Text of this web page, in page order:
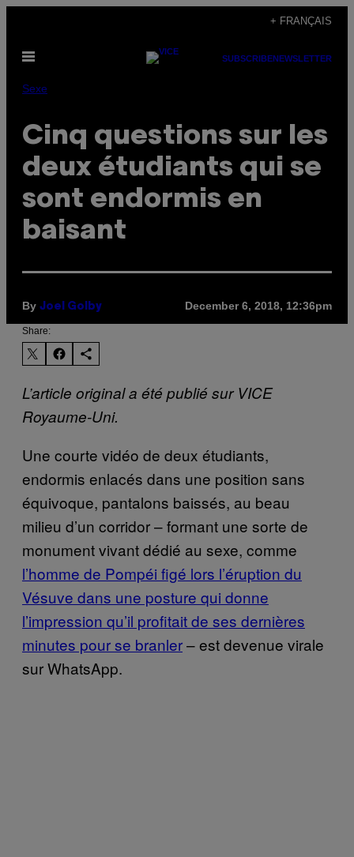
content
+ FRANÇAIS
Open
SUBSCRIBENEWSLETTER
Sexe
Cinq questions sur les
deux étudiants qui se
sont endormis en
baisant
By Joel Golby December 6, 2018, 12:36pm
Share:
L’article original a été publié sur VICE
Royaume-Uni.
Une courte vidéo de deux étudiants,
endormis enlacés dans une position sans
équivoque, pantalons baissés, au beau
milieu d’un corridor – formant une sorte de
monument vivant dédié au sexe, comme
l’homme de Pompéi figé lors l’éruption du
Vésuve dans une posture qui donne
l’impression qu’il profitait de ses dernières
minutes pour se branler– est devenue virale
sur WhatsApp.